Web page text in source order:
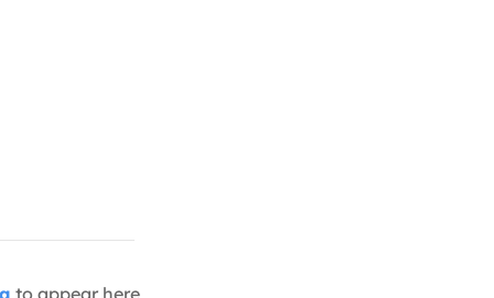
to appear here